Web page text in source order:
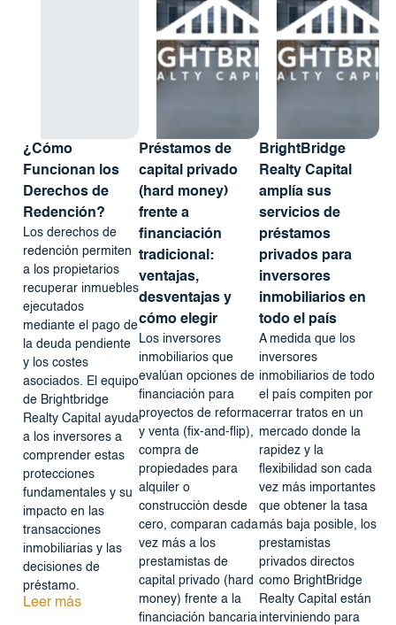
¿Cómo
Funcionan los
Derechos de
Redención?
Los derechos de
redención permiten
a los propietarios
recuperar inmuebles
ejecutados
mediante el pago de
la deuda pendiente
y los costes
asociados. El equipo
de Brightbridge
Realty Capital ayuda
a los inversores a
comprender estas
protecciones
fundamentales y su
impacto en las
transacciones
inmobiliarias y las
decisiones de
préstamo.
Leer más
Préstamos de
capital privado
(hard money)
frente a
financiación
tradicional:
ventajas,
desventajas y
cómo elegir
Los inversores
inmobiliarios que
evalúan opciones de
financiación para
proyectos de reforma
y venta (fix-and-flip),
compra de
propiedades para
alquiler o
construcción desde
cero, comparan cada
vez más a los
prestamistas de
capital privado (hard
money) frente a la
financiación bancaria
BrightBridge
Realty Capital
amplía sus
servicios de
préstamos
privados para
inversores
inmobiliarios en
todo el país
A medida que los
inversores
inmobiliarios de todo
el país compiten por
cerrar tratos en un
mercado donde la
rapidez y la
flexibilidad son cada
vez más importantes
que obtener la tasa
más baja posible, los
prestamistas
privados directos
como BrightBridge
Realty Capital están
interviniendo para